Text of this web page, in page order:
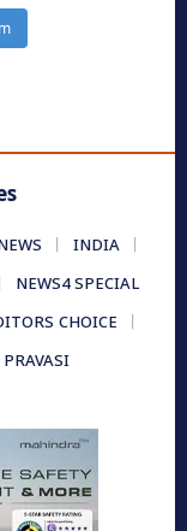
INDIA
NEWS4 SPECIAL
CHOICE
PRAVASI